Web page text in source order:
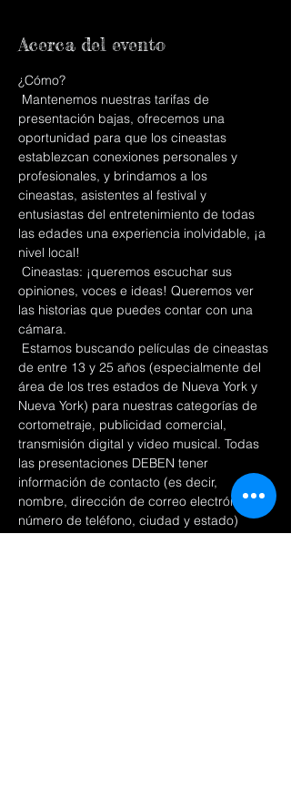
Acerca del evento
¿Cómo?
presentación bajas, ofrecemos una
oportunidad para que los cineastas
establezcan conexiones personales y
profesionales, y brindamos a los
cineastas, asistentes al festival y
entusiastas del entretenimiento de todas
las edades una experiencia inolvidable, ¡a
nivel local!
opiniones, voces e ideas! Queremos ver
las historias que puedes contar con una
cámara.
de entre 13 y 25 años (especialmente del
área de los tres estados de Nueva York y
Nueva York) para nuestras categorías de
cortometraje, publicidad comercial,
transmisión digital y video musical. Todas
las presentaciones DEBEN tener
información de contacto (es decir,
nombre, dirección de correo electrónico,
número de teléfono, ciudad y estado)